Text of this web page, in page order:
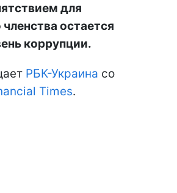
для
остается
коррупции.
РБК-Украина со
Times.